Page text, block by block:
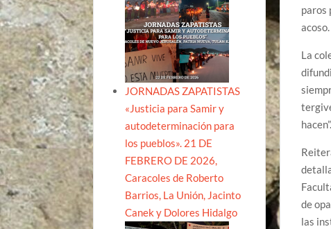
paros
La
hacen”.
de
las
JORNADAS ZAPATISTAS
«Justicia para Samir y
autodeterminación para
los pueblos». 21 DE
FEBRERO DE 2026,
Caracoles de Roberto
Barrios, La Unión, Jacinto
Canek y Dolores Hidalgo